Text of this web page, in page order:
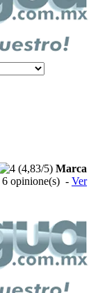
(4,83/5) Marca
6 opinione(s) - Ver